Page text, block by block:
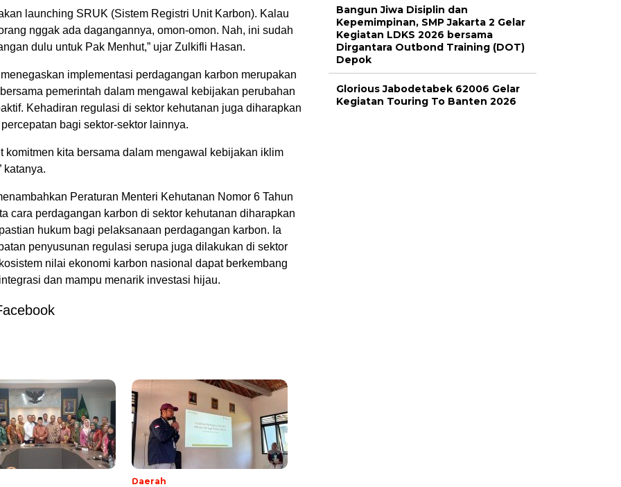
launching SRUK (Sistem Registri Unit Karbon). Kalau
nggak ada dagangannya, omon-omon. Nah, ini sudah
dulu untuk Pak Menhut,” ujar Zulkifli Hasan.
implementasi perdagangan karbon merupakan
pemerintah dalam mengawal kebijakan perubahan
Kehadiran regulasi di sektor kehutanan juga diharapkan
bagi sektor-sektor lainnya.
komitmen kita bersama dalam mengawal kebijakan iklim
katanya.
Peraturan Menteri Kehutanan Nomor 6 Tahun
cara perdagangan karbon di sektor kehutanan diharapkan
hukum bagi pelaksanaan perdagangan karbon. Ia
penyusunan regulasi serupa juga dilakukan di sektor
nilai ekonomi karbon nasional dapat berkembang
dan mampu menarik investasi hijau.
Daerah
Bangun Jiwa Disiplin dan
Kepemimpinan, SMP Jakarta 2 Gelar
Kegiatan LDKS 2026 bersama
Dirgantara Outbond Training (DOT)
Depok
Glorious Jabodetabek 62006 Gelar
Kegiatan Touring To Banten 2026